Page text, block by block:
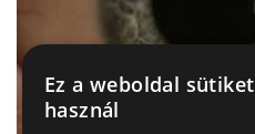
Ez a weboldal sütiket
használ